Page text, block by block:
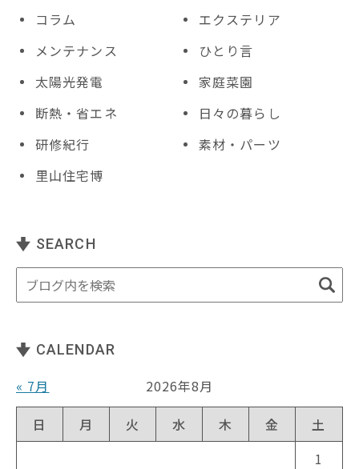
コラム
エクステリア
メンテナンス
ひとり言
太陽光発電
家庭菜園
断熱・省エネ
日々の暮らし
研修紀行
素材・パーツ
里山住宅博
SEARCH
CALENDAR
« 7月
2026年8月
日
月 火 水 木 金
土
1